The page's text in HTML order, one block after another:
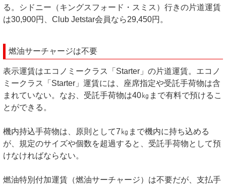
る。シドニー（キングスフォード・スミス）行きの片道運賃
は30,900円、Club Jetstar会員なら29,450円。
燃油サーチャージは不要
表示運賃はエコノミークラス「Starter」の片道運賃。エコノ
ミークラス「Starter」運賃には、座席指定や受託手荷物は含
まれていない。なお、受託手荷物は40㎏まで有料で預けるこ
とができる。
機内持込手荷物は、原則として7㎏まで機内に持ち込める
が、規定のサイズや個数を超過すると、受託手荷物として預
けなければならない。
燃油特別付加運賃（燃油サーチャージ）は不要だが、支払手